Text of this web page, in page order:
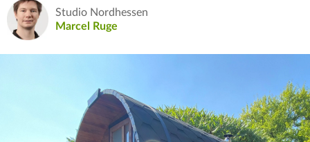
Studio Nordhessen
Marcel Ruge